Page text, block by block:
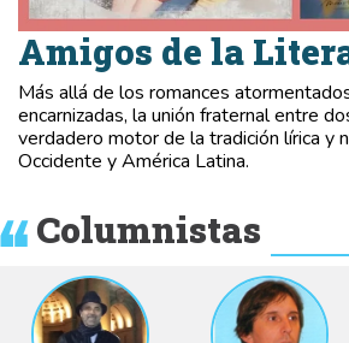
Amigos de la
Más allá de los romances
encarnizadas, la unión fraternal entre
verdadero motor de la tradición lírica y
Occidente y América Latina.
Columnistas